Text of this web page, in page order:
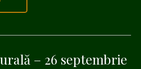
– 26 septembrie